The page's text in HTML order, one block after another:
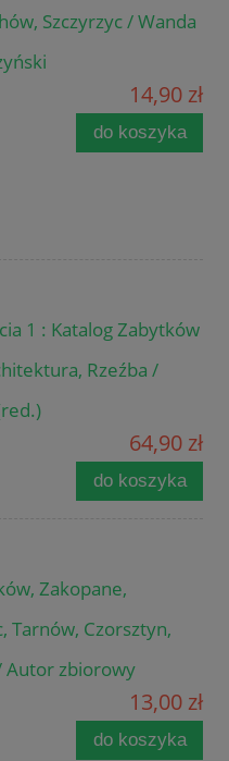
Szczyrzyc / Wanda
14,90 zł
do koszyka
1 : Katalog Zabytków
Rzeźba /
64,90 zł
do koszyka
Zakopane,
Tarnów, Czorsztyn,
Autor zbiorowy
13,00 zł
do koszyka